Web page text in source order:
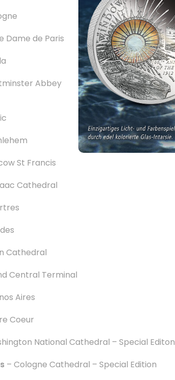
Dame de Paris
Abbey
St Francis
Cathedral
Cathedral
Central Terminal
Aires
Coeur
National Cathedral – Special Editon
– Cologne Cathedral – Special Edition